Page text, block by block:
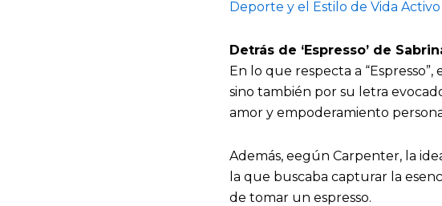
Deporte y el Estilo de Vida Activo
Detrás de ‘Espresso’ de
En lo que respecta a
sino también por su letra
amor y empoderamiento
Además, eegún Carpenter, la
la que buscaba capturar la
de tomar un espresso.